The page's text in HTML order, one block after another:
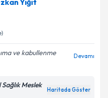
Yiğit
ve kabullenme
Devamı
Meslek
Haritada Göster